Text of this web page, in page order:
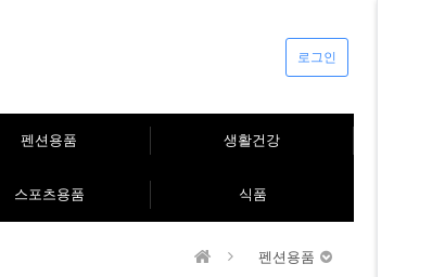
로그인
펜션용품 생활건강
스포츠용품 식품
펜션용품